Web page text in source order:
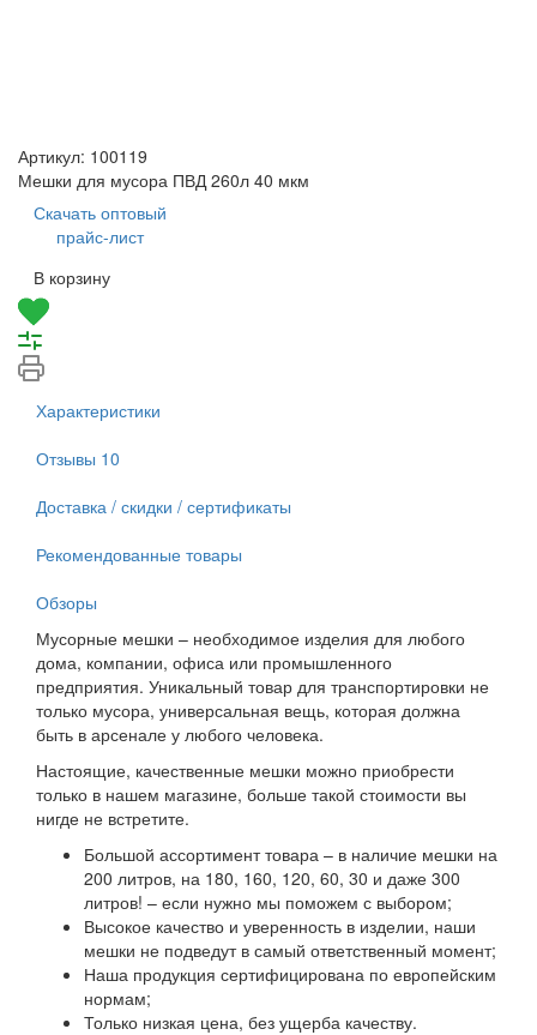
Артикул: 100119
Мешки для мусора ПВД 260л 40 мкм
Скачать оптовый
прайс-лист
В корзину
Характеристики
Отзывы 10
Доставка / скидки / сертификаты
Рекомендованные товары
Обзоры
Мусорные мешки – необходимое изделия для любого
дома, компании, офиса или промышленного
предприятия. Уникальный товар для транспортировки не
только мусора, универсальная вещь, которая должна
быть в арсенале у любого человека.
Настоящие, качественные мешки можно приобрести
только в нашем магазине, больше такой стоимости вы
нигде не встретите.
Большой ассортимент товара – в наличие мешки на
200 литров, на 180, 160, 120, 60, 30 и даже 300
литров! – если нужно мы поможем с выбором;
Высокое качество и уверенность в изделии, наши
мешки не подведут в самый ответственный момент;
Наша продукция сертифицирована по европейским
нормам;
Только низкая цена, без ущерба качеству.